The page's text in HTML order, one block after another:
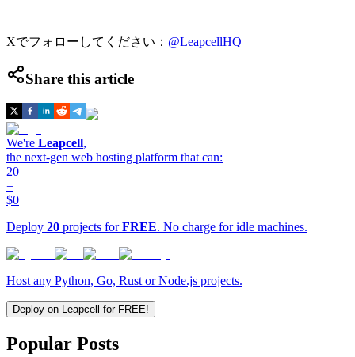
Xでフォローしてください： @LeapcellHQ
Share this article
We're Leapcell,
the next-gen web hosting platform that can:
20
=
$0
Deploy 20 projects forFREE. No charge for idle machines.
Host any Python, Go, Rust or Node.js projects.
Deploy on Leapcell for FREE!
Popular Posts